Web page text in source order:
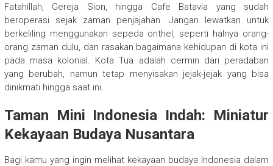
Fatahillah, Gereja Sion, hingga Cafe Batavia yang sudah
beroperasi sejak zaman penjajahan. Jangan lewatkan untuk
berkeliling menggunakan sepeda onthel, seperti halnya orang-
orang zaman dulu, dan rasakan bagaimana kehidupan di kota ini
pada masa kolonial. Kota Tua adalah cermin dari peradaban
yang berubah, namun tetap menyisakan jejak-jejak yang bisa
dinikmati hingga saat ini.
Taman Mini Indonesia Indah: Miniatur
Kekayaan Budaya Nusantara
Bagi kamu yang ingin melihat kekayaan budaya Indonesia dalam